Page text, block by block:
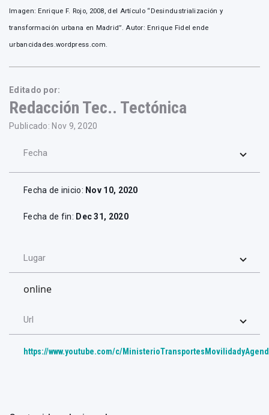
Imagen: Enrique F. Rojo, 2008, del Artículo “Desindustrialización y
transformación urbana en Madrid”. Autor: Enrique Fidel ende
urbancidades.wordpress.com.
Editado por:
Redacción Tec.. Tectónica
Publicado: Nov 9, 2020
Fecha
Fecha de inicio: Nov 10, 2020
Fecha de fin: Dec 31, 2020
Lugar
online
Url
https://www.youtube.com/c/